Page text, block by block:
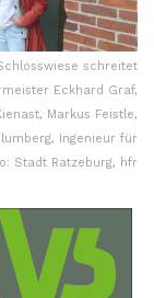
schreitet
Eckhard Graf,
Markus Feistle,
Ingenieur für
Stadt Ratzeburg, hfr